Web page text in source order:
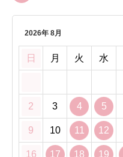
2026年 8月
日 月 火 水
2 3 4 5
9 10 11 12
16 17 18 19